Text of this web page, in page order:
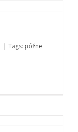
| Tags: późne